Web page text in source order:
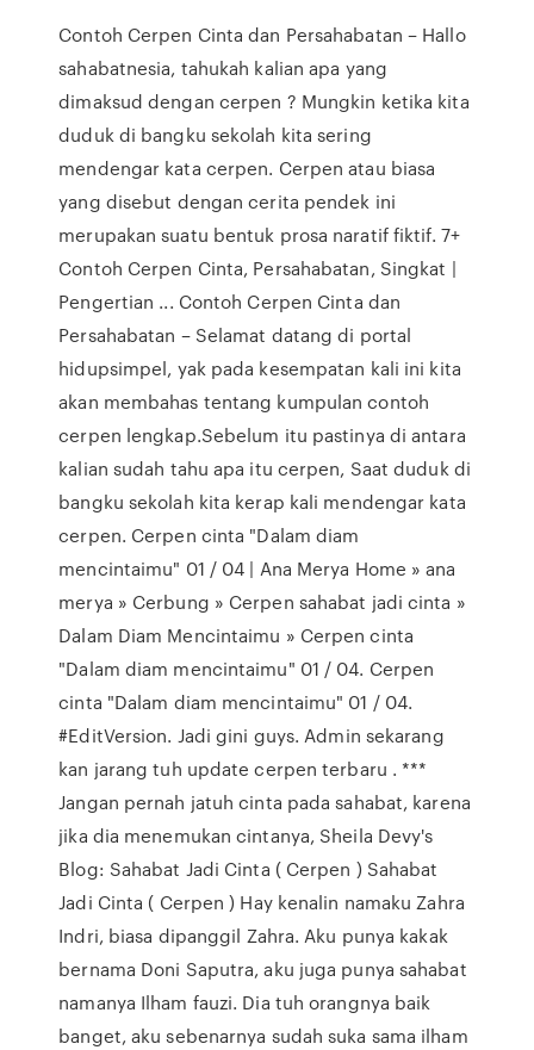
Contoh Cerpen Cinta dan Persahabatan – Hallo
sahabatnesia, tahukah kalian apa yang
dimaksud dengan cerpen ? Mungkin ketika kita
duduk di bangku sekolah kita sering
mendengar kata cerpen. Cerpen atau biasa
yang disebut dengan cerita pendek ini
merupakan suatu bentuk prosa naratif fiktif. 7+
Contoh Cerpen Cinta, Persahabatan, Singkat |
Pengertian ... Contoh Cerpen Cinta dan
Persahabatan – Selamat datang di portal
hidupsimpel, yak pada kesempatan kali ini kita
akan membahas tentang kumpulan contoh
cerpen lengkap.Sebelum itu pastinya di antara
kalian sudah tahu apa itu cerpen, Saat duduk di
bangku sekolah kita kerap kali mendengar kata
cerpen. Cerpen cinta "Dalam diam
mencintaimu" 01 / 04 | Ana Merya Home » ana
merya » Cerbung » Cerpen sahabat jadi cinta »
Dalam Diam Mencintaimu » Cerpen cinta
"Dalam diam mencintaimu" 01 / 04. Cerpen
cinta "Dalam diam mencintaimu" 01 / 04.
#EditVersion. Jadi gini guys. Admin sekarang
kan jarang tuh update cerpen terbaru . ***
Jangan pernah jatuh cinta pada sahabat, karena
jika dia menemukan cintanya, Sheila Devy's
Blog: Sahabat Jadi Cinta ( Cerpen ) Sahabat
Jadi Cinta ( Cerpen ) Hay kenalin namaku Zahra
Indri, biasa dipanggil Zahra. Aku punya kakak
bernama Doni Saputra, aku juga punya sahabat
namanya Ilham fauzi. Dia tuh orangnya baik
banget, aku sebenarnya sudah suka sama ilham